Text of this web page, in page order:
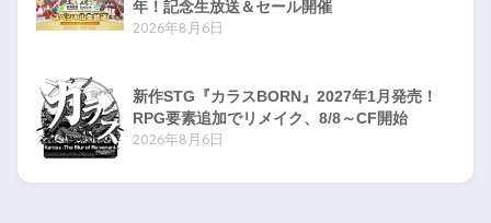
年！記念生放送＆セール開催
2026年8月6日
新作STG『カラスBORN』2027年1月発売！
RPG要素追加でリメイク、8/8～CF開始
2026年8月6日